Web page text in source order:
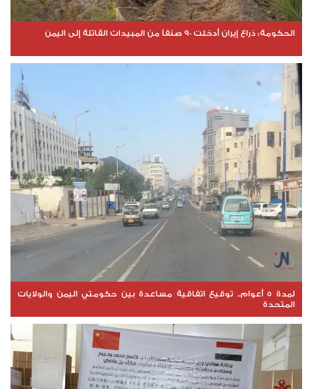
الحكومة: ذراع إيران أدخلت 90 صنفاً من المبيدات القاتلة إلى اليمن
لمدة 5 أعوام.. توقيع اتفاقية مساعدة بين حكومتي اليمن والولايات
المتحدة